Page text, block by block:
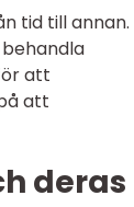
tid till annan.
att
att
deras